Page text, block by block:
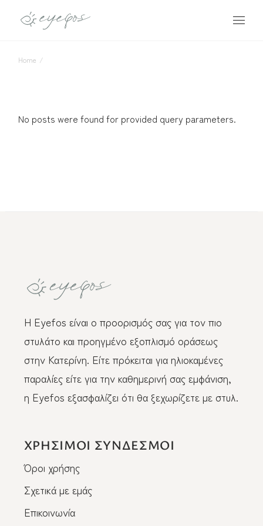
Home
No posts were found for provided query parameters.
Η Eyefos είναι ο προορισμός σας για τον πιο
στυλάτο και προηγμένο εξοπλισμό οράσεως
στην Κατερίνη. Είτε πρόκειται για ηλιοκαμένες
παραλίες είτε για την καθημερινή σας εμφάνιση,
η Eyefos εξασφαλίζει ότι θα ξεχωρίζετε με στυλ.
ΧΡΗΣΙΜΟΙ ΣΥΝΔΕΣΜΟΙ
Όροι χρήσης
Σχετικά με εμάς
Επικοινωνία